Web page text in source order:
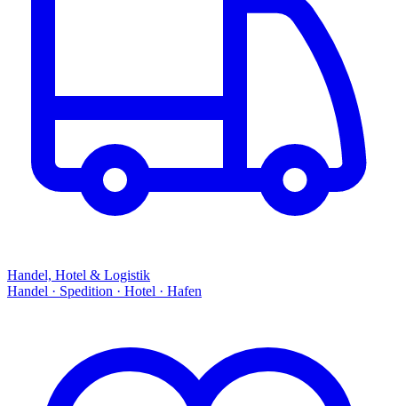
Handel, Hotel & Logistik
Handel · Spedition · Hotel · Hafen